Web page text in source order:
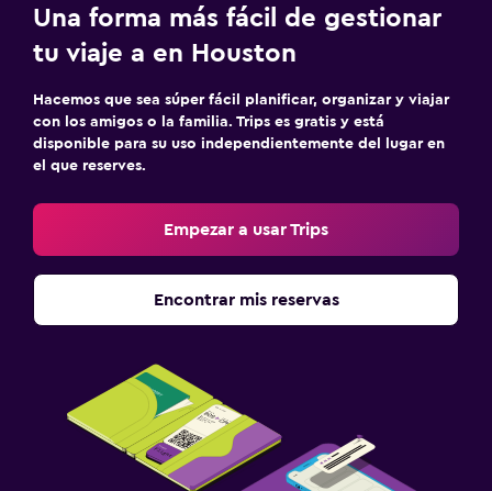
Una forma más fácil de gestionar
tu viaje a en Houston
Hacemos que sea súper fácil planificar, organizar y viajar
con los amigos o la familia. Trips es gratis y está
disponible para su uso independientemente del lugar en
el que reserves.
Empezar a usar Trips
Encontrar mis reservas